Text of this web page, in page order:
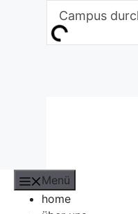
Menü
home